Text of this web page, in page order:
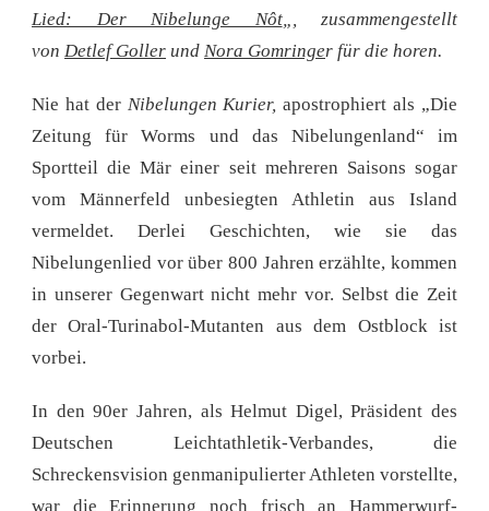
DEN
KLÊ
Lied: Der Nibelunge Nôt„, zusammengestellt
von Detlef Goller und Nora Gomringer für die horen.
Nie hat der Nibelungen Kurier,apostrophiert als „Die
Zeitung für Worms und das Nibelungenland“ im
Sportteil die Mär einer seit mehreren Saisons sogar
vom Männerfeld unbesiegten Athletin aus Island
vermeldet. Derlei Geschichten, wie sie das
Nibelungenlied vor über 800 Jahren erzählte, kommen
in unserer Gegenwart nicht mehr vor. Selbst die Zeit
der Oral-Turinabol-Mutanten aus dem Ostblock ist
vorbei.
In den 90er Jahren, als Helmut Digel, Präsident des
Deutschen Leichtathletik-Verbandes, die
Schreckensvision genmanipulierter Athleten vorstellte,
war die Erinnerung noch frisch an Hammerwurf-